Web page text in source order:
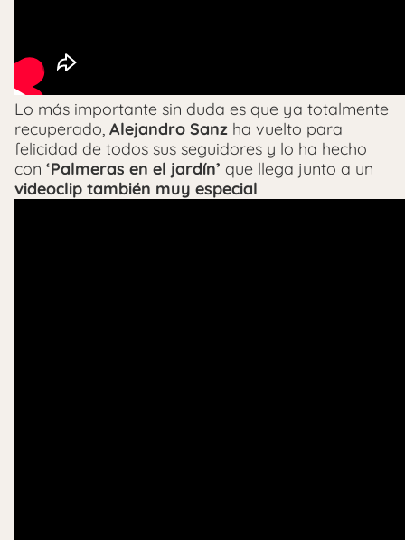
Lo más importante sin duda es que ya totalmente
recuperado, Alejandro Sanz ha vuelto para
felicidad de todos sus seguidores y lo ha hecho
con ‘Palmeras en el jardín’ que llega junto a un
videoclip también muy especial